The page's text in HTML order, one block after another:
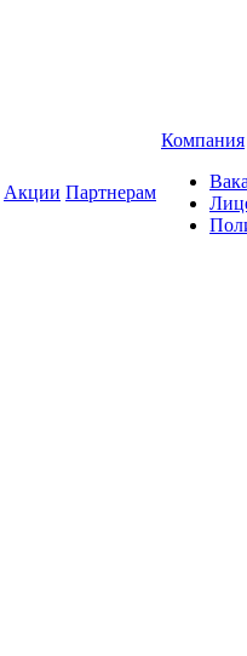
Акции Партнерам
Компания